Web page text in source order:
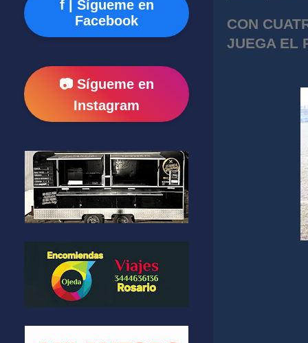
CON
JUEGA EL
f | Sígueme en
Facebook
📷 Sígueme en
Instagram